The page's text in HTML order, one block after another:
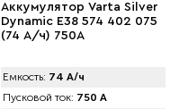
Аккумулятор Varta Silver
Dynamic E38 574 402 075
(74 А/ч) 750А
Емкость: 74 А/ч
Пусковой ток: 750 А